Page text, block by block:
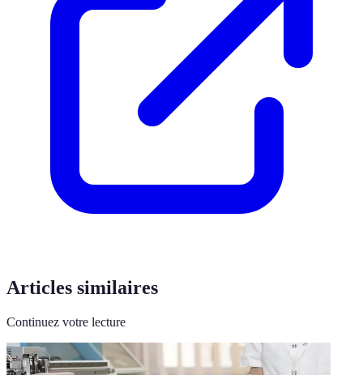
Articles similaires
Continuez votre lecture